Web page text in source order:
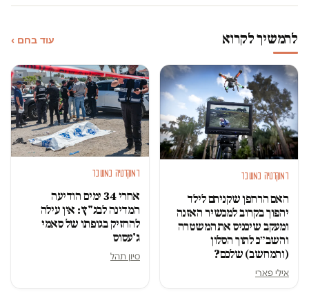
להמשיך לקרוא עוד בחם ›
דמוקרטיה במשבר
האם הרחפן שקניתם לילד
יהפוך בקרוב למכשיר האזנה
ומעקב שיכניס את המשטרה
והשב״כ לתוך הסלון
(והמחשב) שלכם?
אילי פארי
דמוקרטיה במשבר
אחרי 34 ימים הודיעה
המדינה לבג"ץ: אין עילה
להחזיק בגופתו של סאמי
ג'עסוס
סיון תהל